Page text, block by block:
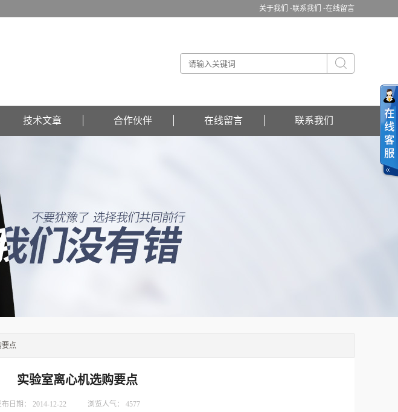
关于我们 -联系我们 -在线留言
技术文章 合作伙伴 在线留言 联系我们
点
实验室离心机选购要点
日期： 2014-12-22 浏览人气： 4577